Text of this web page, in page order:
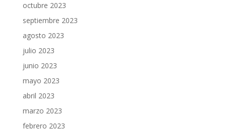
octubre 2023
septiembre 2023
agosto 2023
julio 2023
junio 2023
mayo 2023
abril 2023
marzo 2023
febrero 2023